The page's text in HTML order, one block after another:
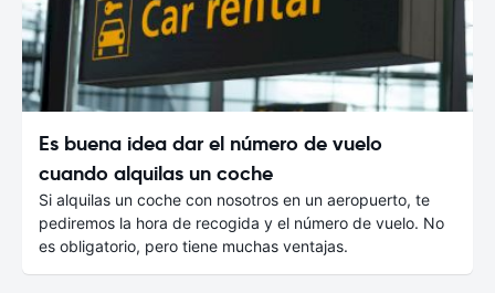
Es buena idea dar el número de vuelo
cuando alquilas un coche
Si alquilas un coche con nosotros en un aeropuerto, te
pediremos la hora de recogida y el número de vuelo. No
es obligatorio, pero tiene muchas ventajas.